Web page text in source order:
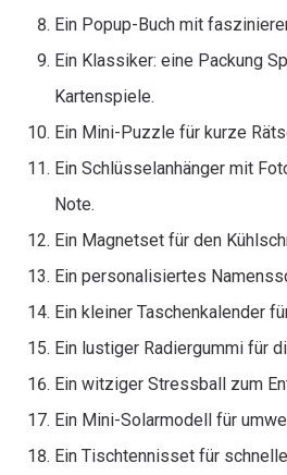
Ein Popup-Buch mit
Ein Klassiker: eine Packung
Kartenspiele.
Ein Mini-Puzzle für kurze
Ein Schlüsselanhänger mit
Note.
Ein Magnetset für den
Ein personalisiertes
Ein kleiner Taschenkalender
Ein lustiger Radiergummi für
Ein witziger Stressball zum
Ein Mini-Solarmodell für
Ein Tischtennisset für